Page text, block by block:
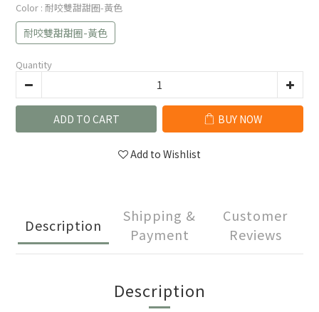
Color : 耐咬雙甜甜圈-黃色
耐咬雙甜甜圈-黃色
Quantity
ADD TO CART BUY NOW
Add to Wishlist
Description
Shipping &
Payment
Customer
Reviews
Description